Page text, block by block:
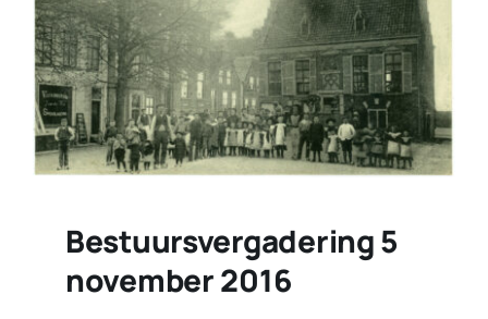
Bestuursvergadering 5
november 2016